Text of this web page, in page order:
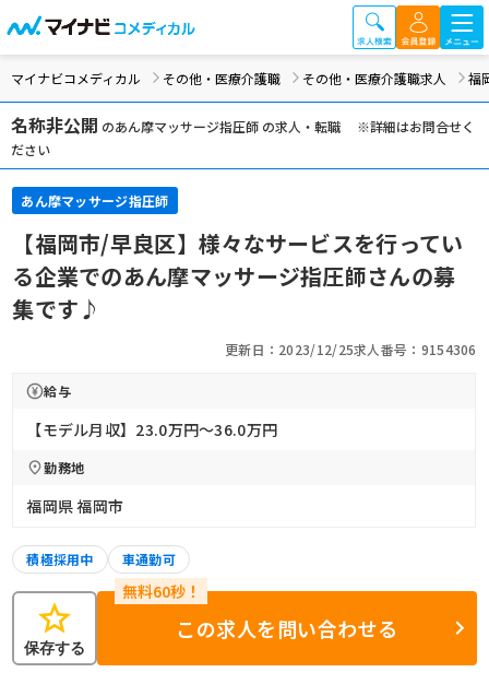
マイナビコメディカル その他・医療介護職 その他・医療介護職求人 福
名称非公開 のあん摩マッサージ指圧師 の求人・転職 ※詳細はお問合せく
ださい
あん摩マッサージ指圧師
【福岡市/早良区】様々なサービスを行ってい
る企業でのあん摩マッサージ指圧師さんの募
集です♪
更新日：2023/12/25求人番号：9154306
給与
【モデル月収】23.0万円〜36.0万円
勤務地
福岡県 福岡市
積極採用中 車通勤可
star
保存する
この求人を問い合わせる